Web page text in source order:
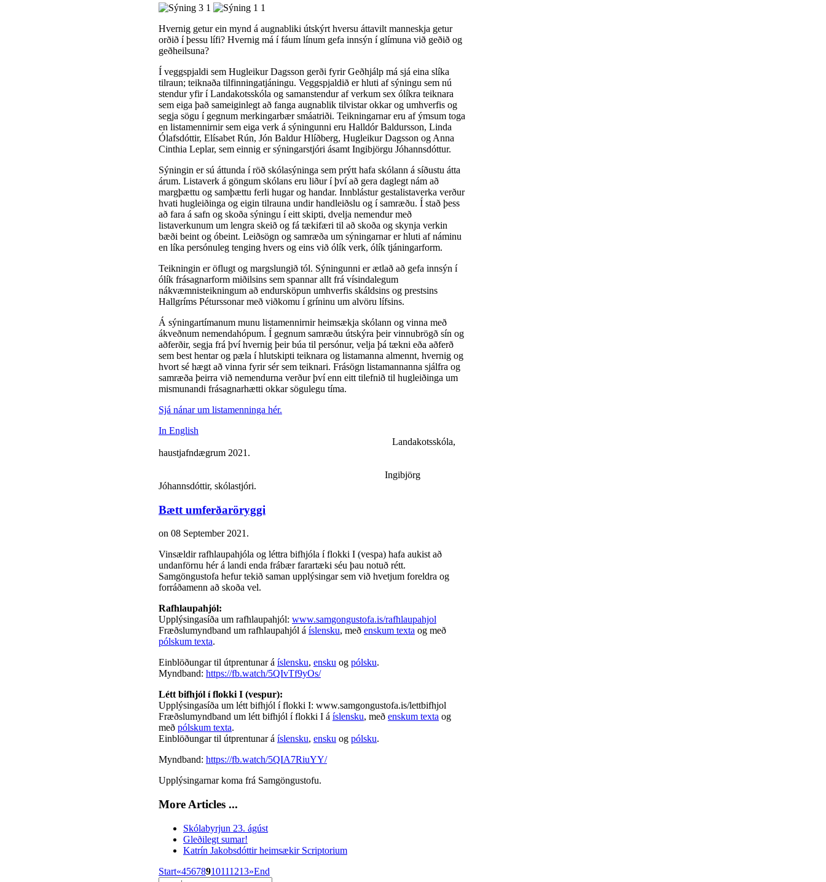
Hvernig getur ein mynd á augnabliki útskýrt hversu áttavilt manneskja getur
orðið í þessu lífi? Hvernig má í fáum línum gefa innsýn í glímuna við geðið og
geðheilsuna?
Í veggspjaldi sem Hugleikur Dagsson gerði fyrir Geðhjálp má sjá eina slíka
tilraun; teiknaða tilfinningatjáningu. Veggspjaldið er hluti af sýningu sem nú
stendur yfir í Landakotsskóla og samanstendur af verkum sex ólíkra teiknara
sem eiga það sameiginlegt að fanga augnablik tilvistar okkar og umhverfis og
segja sögu í gegnum merkingarbær smáatriði. Teikningarnar eru af ýmsum toga
en listamennirnir sem eiga verk á sýningunni eru Halldór Baldursson, Linda
Ólafsdóttir, Elísabet Rún, Jón Baldur Hlíðberg, Hugleikur Dagsson og Anna
Cinthia Leplar, sem einnig er sýningarstjóri ásamt Ingibjörgu Jóhannsdóttur.
Sýningin er sú áttunda í röð skólasýninga sem prýtt hafa skólann á síðustu átta
árum. Listaverk á göngum skólans eru liður í því að gera daglegt nám að
margþættu og samþættu ferli hugar og handar. Innblástur gestalistaverka verður
hvati hugleiðinga og eigin tilrauna undir handleiðslu og í samræðu. Í stað þess
að fara á safn og skoða sýningu í eitt skipti, dvelja nemendur með
listaverkunum um lengra skeið og fá tækifæri til að skoða og skynja verkin
bæði beint og óbeint. Leiðsögn og samræða um sýningarnar er hluti af náminu
en líka persónuleg tenging hvers og eins við ólík verk, ólík tjáningarform.
Teikningin er öflugt og margslungið tól. Sýningunni er ætlað að gefa innsýn í
ólík frásagnarform miðilsins sem spannar allt frá vísindalegum
nákvæmnisteikningum að endursköpun umhverfis skáldsins og prestsins
Hallgríms Péturssonar með viðkomu í gríninu um alvöru lífsins.
Á sýningartímanum munu listamennirnir heimsækja skólann og vinna með
ákveðnum nemendahópum. Í gegnum samræðu útskýra þeir vinnubrögð sín og
aðferðir, segja frá því hvernig þeir búa til persónur, velja þá tækni eða aðferð
sem best hentar og pæla í hlutskipti teiknara og listamanna almennt, hvernig og
hvort sé hægt að vinna fyrir sér sem teiknari. Frásögn listamannanna sjálfra og
samræða þeirra við nemendurna verður því enn eitt tilefnið til hugleiðinga um
mismunandi frásagnarhætti okkar sögulegu tíma.
Sjá nánar um listamenninga hér.
In English
Landakotsskóla,
haustjafndægrum 2021.
Ingibjörg
Jóhannsdóttir, skólastjóri.
Bætt umferðaröryggi
on 08 September 2021 .
Vinsældir rafhlaupahjóla og léttra bifhjóla í flokki I (vespa) hafa aukist að
undanförnu hér á landi enda frábær farartæki séu þau notuð rétt.
Samgöngustofa hefur tekið saman upplýsingar sem við hvetjum foreldra og
forráðamenn að skoða vel.
Rafhlaupahjól:
Upplýsingasíða um rafhlaupahjól: www.samgongustofa.is/rafhlaupahjol
Fræðslumyndband um rafhlaupahjól á íslensku, með enskum texta og með
pólskum texta.
Einblöðungar til útprentunar á íslensku, ensku og pólsku.
Myndband: https://fb.watch/5QIvTf9yOs/
Létt bifhjól í flokki I (vespur):
Upplýsingasíða um létt bifhjól í flokki I: www.samgongustofa.is/lettbifhjol
Fræðslumyndband um létt bifhjól í flokki I á íslensku, með enskum texta og
með pólskum texta.
Einblöðungar til útprentunar á íslensku, ensku og pólsku.
Myndband: https://fb.watch/5QIA7RiuYY/
Upplýsingarnar koma frá Samgöngustofu.
More Articles ...
Skólabyrjun 23. ágúst
Gleðilegt sumar!
Katrín Jakobsdóttir heimsækir Scriptorium
Start«45678910111213»End